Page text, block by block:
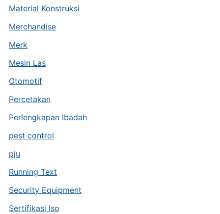
Material Konstruksi
Merchandise
Merk
Mesin Las
Otomotif
Percetakan
Perlengkapan Ibadah
pest control
pju
Running Text
Security Equipment
Sertifikasi Iso